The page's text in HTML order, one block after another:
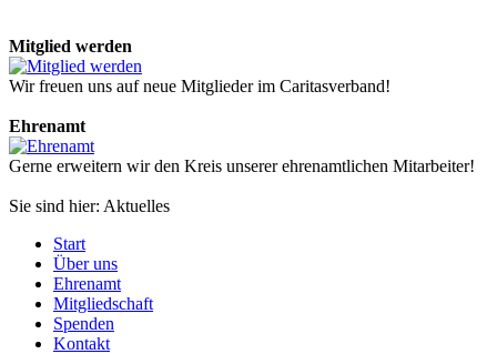
Mitglied werden
Wir freuen uns auf neue Mitglieder im Caritasverband!
Ehrenamt
Gerne erweitern wir den Kreis unserer ehrenamtlichen Mitarbeiter!
Sie sind hier: Aktuelles
Start
Über uns
Ehrenamt
Mitgliedschaft
Spenden
Kontakt